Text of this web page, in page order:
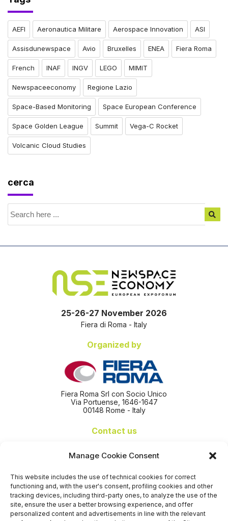
Manage Cookie Consent
This website includes the use of technical cookies for correct
functioning and, with the user's consent, profiling cookies and other
tracking devices, including third-party ones, to analyze the use of the
site, ensure the user a better browsing experience, and offer
personalized content and advertisements in line with the relevant
AEFI Aeronautica Militare Aerospace Innovation ASI
Assisdunewspace Avio Bruxelles ENEA Fiera Roma
French INAF INGV LEGO MIMIT
Newspaceeconomy Regione Lazio
Space-Based Monitoring Space European Conference
Space Golden League Summit Vega-C Rocket
Volcanic Cloud Studies
cerca
25-26-27 November 2026
Fiera di Roma - Italy
Organized by
Fiera Roma Srl con Socio Unico
Via Portuense, 1646-1647
00148 Rome - Italy
Contact us
info@nseexpoforum.com
sales@nseexpoforum.com
press@nseexpoforum.com
Certified by